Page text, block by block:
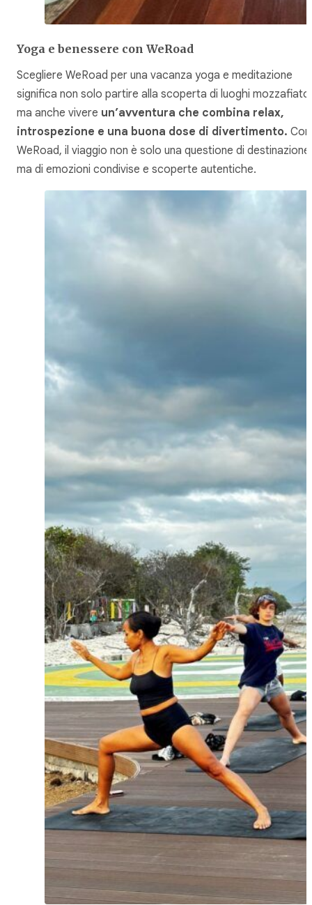
Yoga e benessere con WeRoad
Scegliere WeRoad per una vacanza yoga e meditazione
significa non solo partire alla scoperta di luoghi mozzafiato,
ma anche vivere un’avventura che combina relax,
introspezione e una buona dose di divertimento. Con
WeRoad, il viaggio non è solo una questione di destinazione,
ma di emozioni condivise e scoperte autentiche.